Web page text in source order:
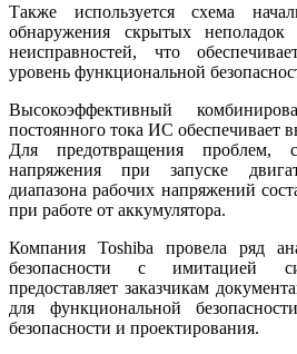
Также используется схема
обнаружения скрытых
неисправностей, что
уровень функциональной
Высокоэффективный
постоянного тока ИС обеспечивает
Для предотвращения проблем,
напряжения при запуске
диапазона рабочих напряжений
при работе от аккумулятора.
Компания Toshiba провела ряд
безопасности с имитацией
предоставляет заказчикам
для функциональной
безопасности и проектирования.